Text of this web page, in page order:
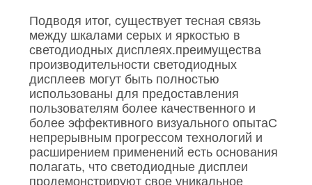
Подводя итог, существует тесная связь
между шкалами серых и яркостью в
светодиодных дисплеях.преимущества
производительности светодиодных
дисплеев могут быть полностью
использованы для предоставления
пользователям более качественного и
более эффективного визуального опытаС
непрерывным прогрессом технологий и
расширением применений есть основания
полагать, что светодиодные дисплеи
продемонстрируют свое уникальное